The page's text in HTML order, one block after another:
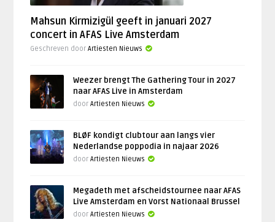
Mahsun Kirmizigül geeft in januari 2027
concert in AFAS Live Amsterdam
Geschreven doorArtiesten Nieuws
Weezer brengt The Gathering Tour in 2027
naar AFAS Live in Amsterdam
doorArtiesten Nieuws
BLØF kondigt clubtour aan langs vier
Nederlandse poppodia in najaar 2026
doorArtiesten Nieuws
Megadeth met afscheidstournee naar AFAS
Live Amsterdam en Vorst Nationaal Brussel
doorArtiesten Nieuws